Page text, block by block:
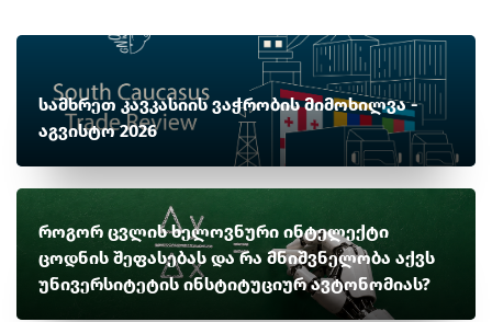
სამხრეთ კავკასიის ვაჭრობის მიმოხილვა -
აგვისტო 2026
როგორ ცვლის ხელოვნური ინტელექტი
ცოდნის შეფასებას და რა მნიშვნელობა აქვს
უნივერსიტეტის ინსტიტუციურ ავტონომიას?